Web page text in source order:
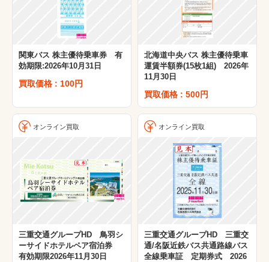
関東バス 株主優待乗車券 有
効期限:2026年10月31日
買取価格 : 100円
北海道中央バス 株主優待乗車
運賃半額券(15枚1組) 2026年
11月30日
買取価格 : 500円
オンライン買取
三重交通グループHD 鳥羽シ
ーサイドホテルペア宿泊券
有効期限2026年11月30日
オンライン買取
三重交通グループHD 三重交
通/名阪近鉄バス共通路線バス
全線乗車証 定期券式 2026